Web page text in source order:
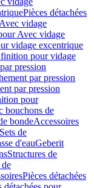
Pièces détachées
Avec vidage
Avec vidage
vidage excentrique
finition pour vidage
pression
par pression
par pression
pour
bouchons de
bondeAccessoires
Sets de
d'eauGeberit
Structures de
de
Pièces détachées